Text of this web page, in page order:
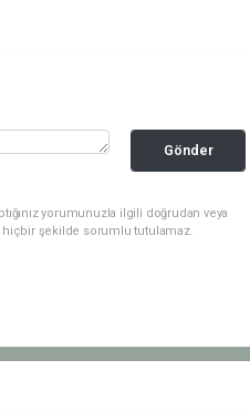
Gönder
yorumunuzla ilgili doğrudan veya
hiçbir şekilde sorumlu tutulamaz.